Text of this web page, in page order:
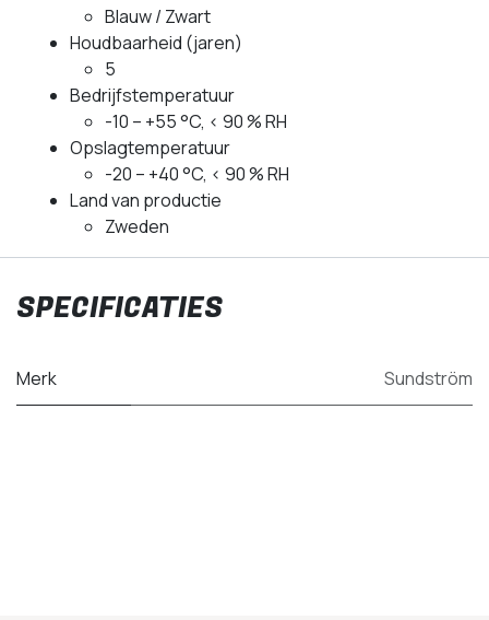
Blauw / Zwart
Houdbaarheid (jaren)
5
Bedrijfstemperatuur
-10 – +55 °C, < 90 % RH
Opslagtemperatuur
-20 – +40 °C, < 90 % RH
Land van productie
Zweden
SPECIFICATIES
Merk Sundström